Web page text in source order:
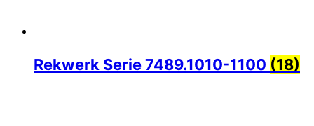
Rekwerk Serie 7489.1010-1100 (18)